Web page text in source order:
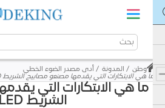
وطن المدونة
أدى مصدر الضوء الخطي
ما هي الابتكارات التي يقدمها مصنعو مصابيح الشريط LED؟
ما هي الابتكارات التي
الشريط LED؟